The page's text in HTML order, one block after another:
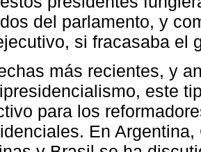
del parlamento, y
si fracasaba el
más recientes, y
este
para los
En